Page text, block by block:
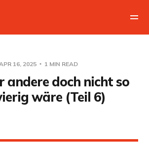
16, 2025 1 MIN READ
andere doch nicht so
wäre (Teil 6)